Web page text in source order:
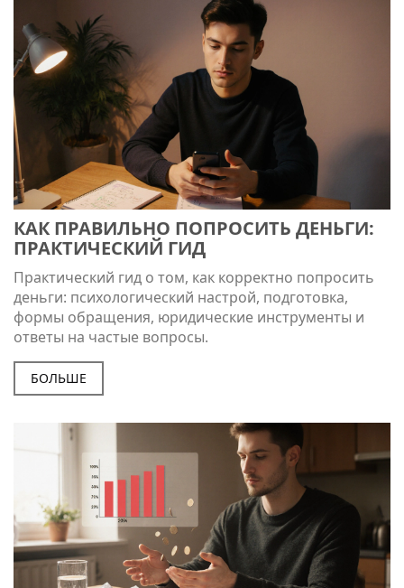
КАК ПРАВИЛЬНО ПОПРОСИТЬ ДЕНЬГИ:
ПРАКТИЧЕСКИЙ ГИД
Практический гид о том, как корректно попросить
деньги: психологический настрой, подготовка,
формы обращения, юридические инструменты и
ответы на частые вопросы.
БОЛЬШЕ